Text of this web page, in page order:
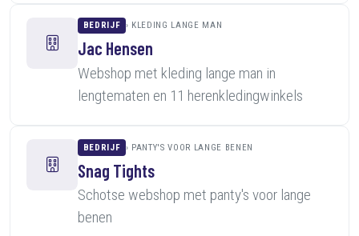
BEDRIJF KLEDING LANGE MAN
Jac Hensen
Webshop met kleding lange man in
lengtematen en 11 herenkledingwinkels
BEDRIJF PANTY'S VOOR LANGE BENEN
Snag Tights
Schotse webshop met panty's voor lange
benen